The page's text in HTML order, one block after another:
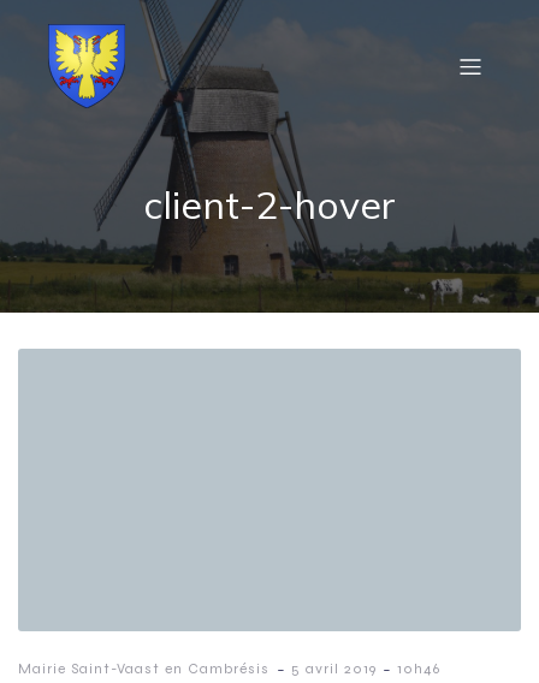
client-2-hover
Mairie Saint-Vaast en Cambrésis - 5 avril 2019 - 10h46